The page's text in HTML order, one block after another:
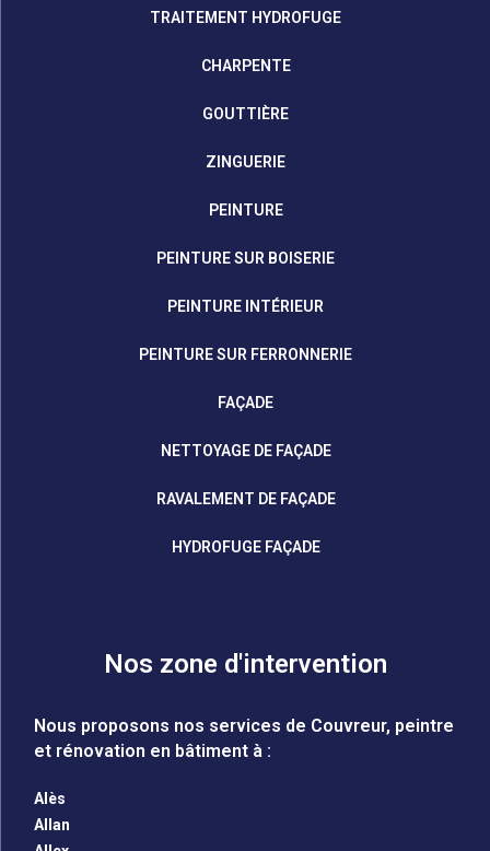
TRAITEMENT HYDROFUGE
CHARPENTE
GOUTTIÈRE
ZINGUERIE
PEINTURE
PEINTURE SUR BOISERIE
PEINTURE INTÉRIEUR
PEINTURE SUR FERRONNERIE
FAÇADE
NETTOYAGE DE FAÇADE
RAVALEMENT DE FAÇADE
HYDROFUGE FAÇADE
Nos zone d'intervention
Nous proposons nos services de Couvreur, peintre
et rénovation en bâtiment à :
Alès
Allan